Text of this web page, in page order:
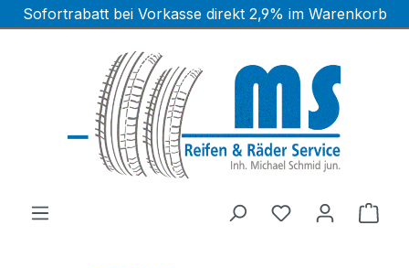
Zum Hauptinhalt springen
Sofortrabatt bei Vorkasse direkt 2,9% im Warenkorb